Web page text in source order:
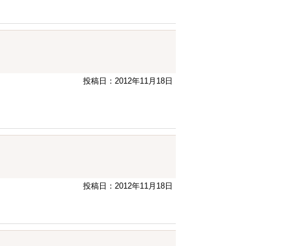
投稿日：2012年11月18日
投稿日：2012年11月18日